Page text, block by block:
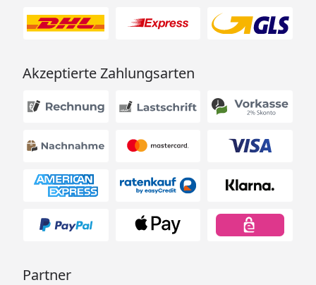
Akzeptierte Zahlungsarten
Partner